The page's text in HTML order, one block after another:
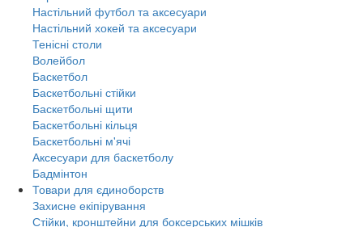
Настільний футбол та аксесуари
Настільний хокей та аксесуари
Тенісні столи
Волейбол
Баскетбол
Баскетбольні стійки
Баскетбольні щити
Баскетбольні кільця
Баскетбольні м'ячі
Аксесуари для баскетболу
Бадмінтон
Товари для єдиноборств
Захисне екіпірування
Стійки, кронштейни для боксерських мішків